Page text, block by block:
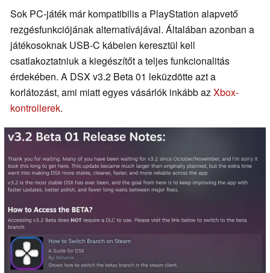
Sok PC-játék már kompatibilis a PlayStation alapvető
rezgésfunkciójának alternatívájával. Általában azonban a
játékosoknak USB-C kábelen keresztül kell
csatlakoztatniuk a kiegészítőt a teljes funkcionalitás
érdekében. A DSX v3.2 Beta 01 leküzdötte azt a
korlátozást, ami miatt egyes vásárlók inkább azXbox-
kontrollerek.